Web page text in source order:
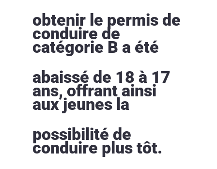
obtenir le permis de
conduire de
catégorie B a été
abaissé de 18 à 17
ans, offrant ainsi
aux jeunes la
possibilité de
conduire plus tôt.